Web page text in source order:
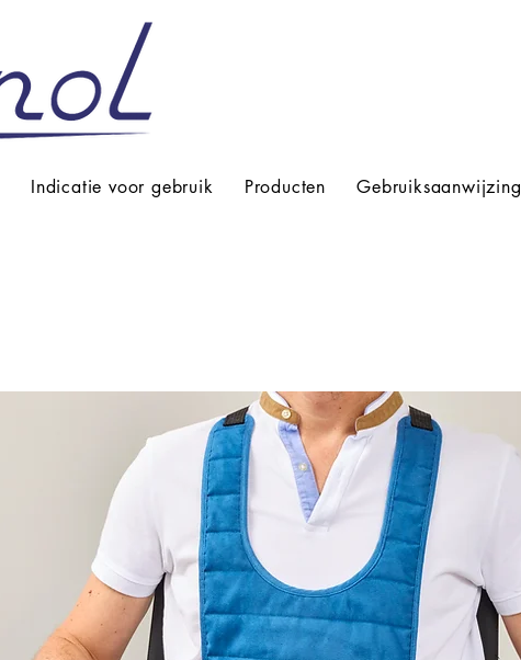
Indicatie voor gebruik Producten Gebruiksaanwijzing